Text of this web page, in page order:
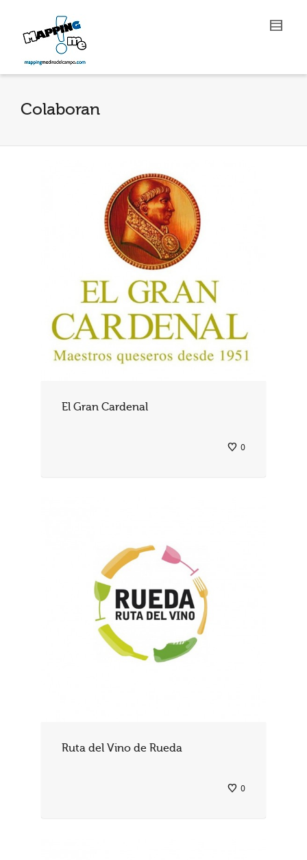
Colaboran
El Gran Cardenal
0
Ruta del Vino de Rueda
0